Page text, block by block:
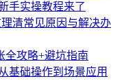
手实操教程来了
清常见原因与解决办
全攻略+避坑指南
基础操作到场景应用